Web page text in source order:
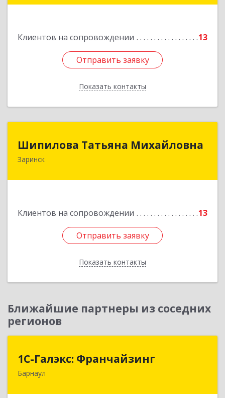
Клиентов на сопровождении 13
Отправить заявку
Показать контакты
Отправить заявку
Назад
Шипилова Татьяна Михайловна
Заринск
Клиентов на сопровождении 13
Отправить заявку
Показать контакты
Шипилова Татьяна Михайловна
Отправить заявку
Назад
Ближайшие партнеры из соседних
регионов
1С-Галэкс: Франчайзинг
Барнаул
1С-Галэкс: Франчайзинг
656015, Алтайский край, Барнаул г, Деповская